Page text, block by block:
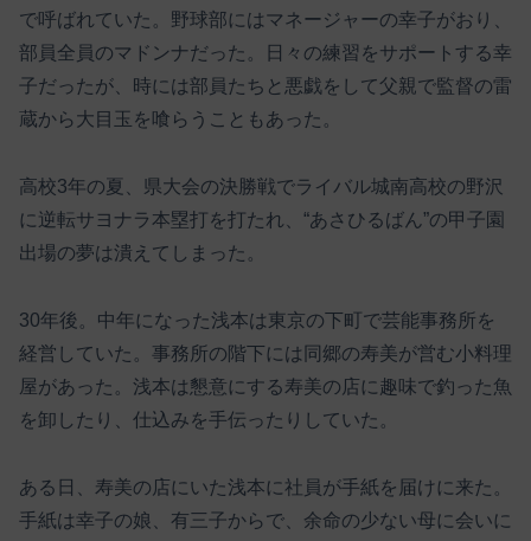
で呼ばれていた。野球部にはマネージャーの幸子がおり、
部員全員のマドンナだった。日々の練習をサポートする幸
子だったが、時には部員たちと悪戯をして父親で監督の雷
蔵から大目玉を喰らうこともあった。
高校3年の夏、県大会の決勝戦でライバル城南高校の野沢
に逆転サヨナラ本塁打を打たれ、“あさひるばん”の甲子園
出場の夢は潰えてしまった。
30年後。中年になった浅本は東京の下町で芸能事務所を
経営していた。事務所の階下には同郷の寿美が営む小料理
屋があった。浅本は懇意にする寿美の店に趣味で釣った魚
を卸したり、仕込みを手伝ったりしていた。
ある日、寿美の店にいた浅本に社員が手紙を届けに来た。
手紙は幸子の娘、有三子からで、余命の少ない母に会いに